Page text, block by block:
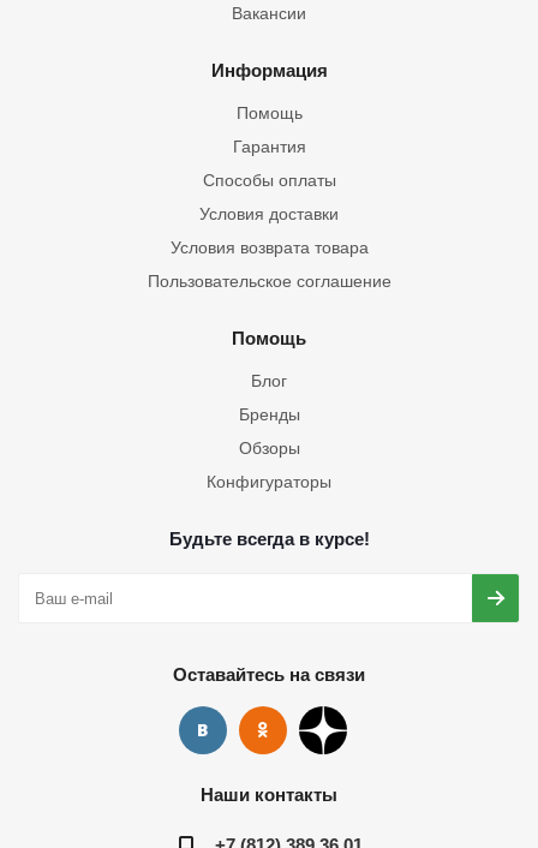
Вакансии
Информация
Помощь
Гарантия
Способы оплаты
Условия доставки
Условия возврата товара
Пользовательское соглашение
Помощь
Блог
Бренды
Обзоры
Конфигураторы
Будьте всегда в курсе!
Оставайтесь на связи
Наши контакты